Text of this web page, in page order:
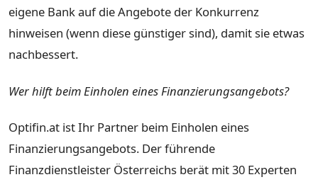
eigene Bank auf die Angebote der Konkurrenz
hinweisen (wenn diese günstiger sind), damit sie etwas
nachbessert.
Wer hilft beim Einholen eines Finanzierungsangebots?
Optifin.at ist Ihr Partner beim Einholen eines
Finanzierungsangebots. Der führende
Finanzdienstleister Österreichs berät mit 30 Experten